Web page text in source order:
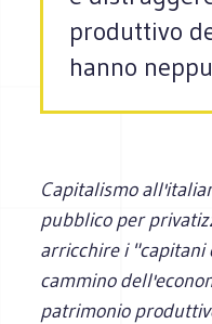
produttivo
hanno
Capitalismo
pubblico per
arricchire i "capitani
cammino
patrimonio